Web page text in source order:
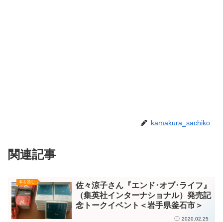
kamakura_sachiko
関連記事
本を読む
佐々涼子さん『エンド･オブ･ライフ』
（集英社インターナショナル）発売記
念トークイベント＜岩手県釜石市＞
2020.02.25